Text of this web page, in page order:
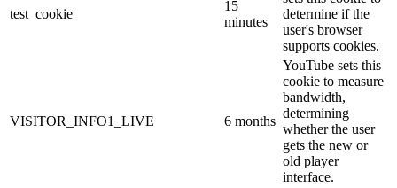
test_cookie
15
minutes
determine if the
user's browser
supports cookies.
VISITOR_INFO1_LIVE 6 months
YouTube sets this
cookie to measure
bandwidth,
determining
whether the user
gets the new or
old player
interface.